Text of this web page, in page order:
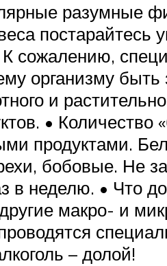
разумные
постарайтесь
К сожалению,
организму
и
• Количество
продуктами.
бобовые. Не
в неделю. • Что
макро- и
– долой!